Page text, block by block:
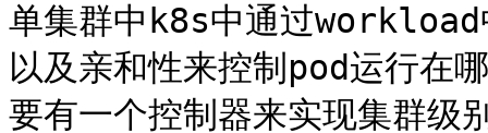
单集群中k8s中通过
以及亲和性来控制pod运行在
要有一个控制器来实现集群